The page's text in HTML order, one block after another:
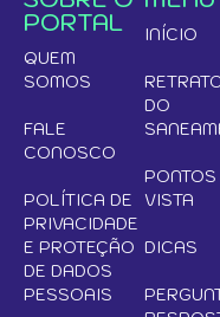
PORTAL
QUEM
SOMOS
FALE
CONOSCO
POLÍTICA DE
PRIVACIDADE
E PROTEÇÃO
DE DADOS
PESSOAIS
INÍCIO
DO
PONTOS
VISTA
DICAS